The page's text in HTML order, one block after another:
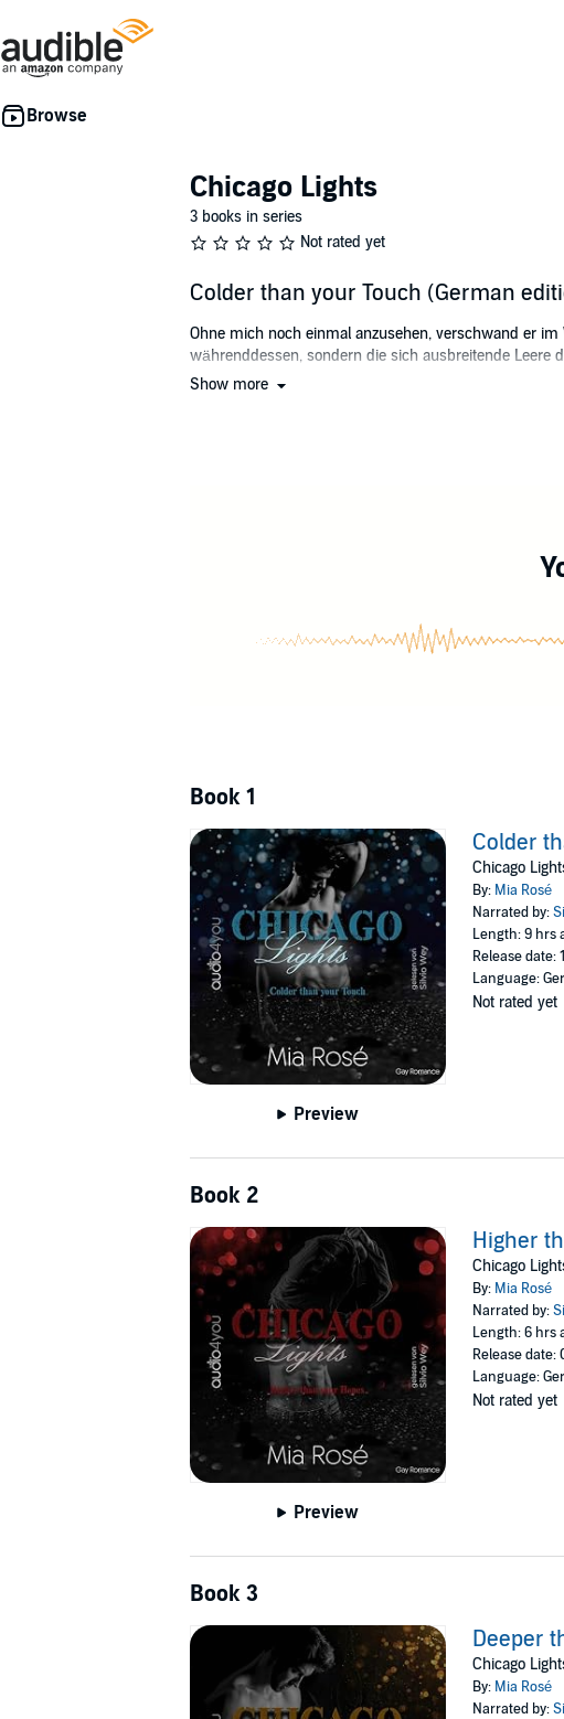
Chicago Lights
3 books in series
Not rated yet
Colder than your Touch (German
Ohne mich noch einmal anzusehen, verschwand er
währenddessen, sondern die sich ausbreitende Leere
Frisch aus dem Gefängnis entlassen ist Caden
Doch was ist, wenn die Vergangenheit plötzlich
Dieses Buch enthält explizite homoerotische Szenen.
Hauptrolle. Begleite die beiden auf ihrem spannenden
Show more
Book 1
Preview
Colder
Chicago
By: Mia Rosé
Narrated by:
Length: 9 hrs
Release date:
Language:
Not rated yet
Book 2
Preview
Higher
Chicago
By: Mia Rosé
Narrated by:
Length: 6 hrs
Release date:
Language:
Not rated yet
Book 3
Deeper
Chicago
By: Mia Rosé
Narrated by: